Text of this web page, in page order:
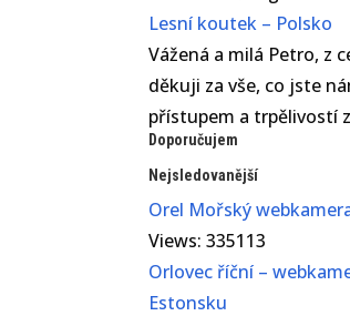
Lesní koutek – Polsko
Vážená a milá Petro, z
děkuji za vše, co jste
přístupem a trpělivostí
Doporučujem
Nejsledovanější
Orel Mořský
Views: 335113
Orlovec říční –
Estonsku